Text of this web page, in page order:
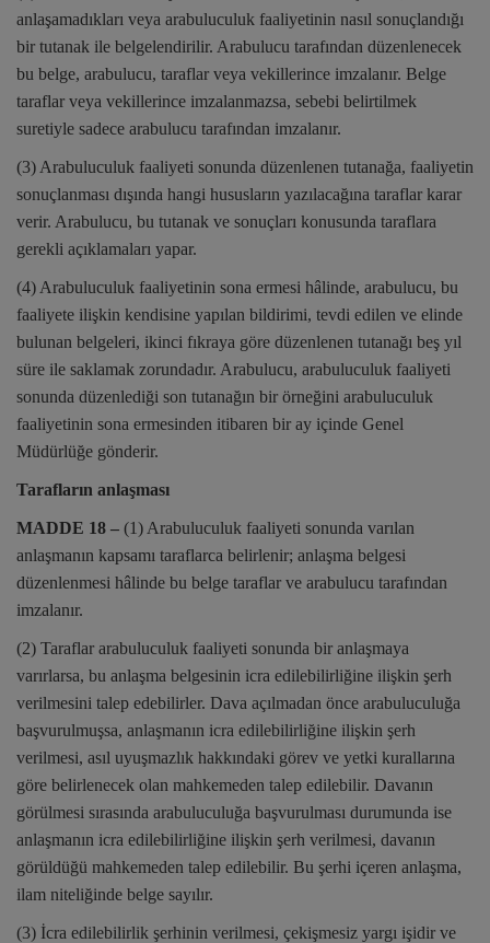
anlaşamadıkları veya arabuluculuk faaliyetinin nasıl sonuçlandığı
bir tutanak ile belgelendirilir. Arabulucu tarafından düzenlenecek
bu belge, arabulucu, taraflar veya vekillerince imzalanır. Belge
taraflar veya vekillerince imzalanmazsa, sebebi belirtilmek
suretiyle sadece arabulucu tarafından imzalanır.
(3) Arabuluculuk faaliyeti sonunda düzenlenen tutanağa, faaliyetin
sonuçlanması dışında hangi hususların yazılacağına taraflar karar
verir. Arabulucu, bu tutanak ve sonuçları konusunda taraflara
gerekli açıklamaları yapar.
(4) Arabuluculuk faaliyetinin sona ermesi hâlinde, arabulucu, bu
faaliyete ilişkin kendisine yapılan bildirimi, tevdi edilen ve elinde
bulunan belgeleri, ikinci fıkraya göre düzenlenen tutanağı beş yıl
süre ile saklamak zorundadır. Arabulucu, arabuluculuk faaliyeti
sonunda düzenlediği son tutanağın bir örneğini arabuluculuk
faaliyetinin sona ermesinden itibaren bir ay içinde Genel
Müdürlüğe gönderir.
Tarafların anlaşması
MADDE 18 – (1) Arabuluculuk faaliyeti sonunda varılan
anlaşmanın kapsamı taraflarca belirlenir; anlaşma belgesi
düzenlenmesi hâlinde bu belge taraflar ve arabulucu tarafından
imzalanır.
(2) Taraflar arabuluculuk faaliyeti sonunda bir anlaşmaya
varırlarsa, bu anlaşma belgesinin icra edilebilirliğine ilişkin şerh
verilmesini talep edebilirler. Dava açılmadan önce arabuluculuğa
başvurulmuşsa, anlaşmanın icra edilebilirliğine ilişkin şerh
verilmesi, asıl uyuşmazlık hakkındaki görev ve yetki kurallarına
göre belirlenecek olan mahkemeden talep edilebilir. Davanın
görülmesi sırasında arabuluculuğa başvurulması durumunda ise
anlaşmanın icra edilebilirliğine ilişkin şerh verilmesi, davanın
görüldüğü mahkemeden talep edilebilir. Bu şerhi içeren anlaşma,
ilam niteliğinde belge sayılır.
(3) İcra edilebilirlik şerhinin verilmesi, çekişmesiz yargı işidir ve